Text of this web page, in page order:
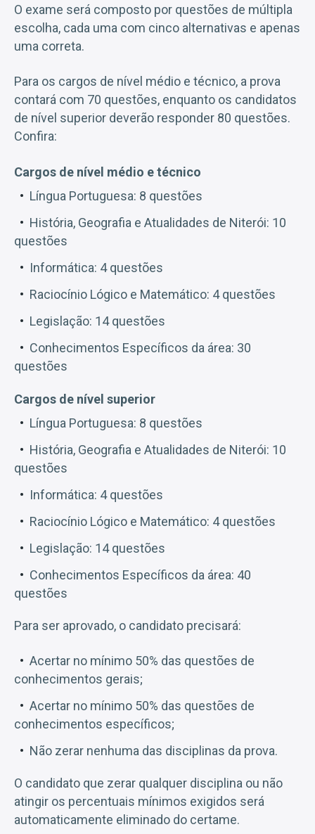
O exame será composto por questões de múltipla
escolha, cada uma com cinco alternativas e apenas
uma correta.
Para os cargos de nível médio e técnico, a prova
contará com 70 questões, enquanto os candidatos
de nível superior deverão responder 80 questões.
Confira:
Cargos de nível médio e técnico
Língua Portuguesa: 8 questões
História, Geografia e Atualidades de Niterói: 10
questões
Informática: 4 questões
Raciocínio Lógico e Matemático: 4 questões
Legislação: 14 questões
Conhecimentos Específicos da área: 30
questões
Cargos de nível superior
Língua Portuguesa: 8 questões
História, Geografia e Atualidades de Niterói: 10
questões
Informática: 4 questões
Raciocínio Lógico e Matemático: 4 questões
Legislação: 14 questões
Conhecimentos Específicos da área: 40
questões
Para ser aprovado, o candidato precisará:
Acertar no mínimo 50% das questões de
conhecimentos gerais;
Acertar no mínimo 50% das questões de
conhecimentos específicos;
Não zerar nenhuma das disciplinas da prova.
O candidato que zerar qualquer disciplina ou não
atingir os percentuais mínimos exigidos será
automaticamente eliminado do certame.